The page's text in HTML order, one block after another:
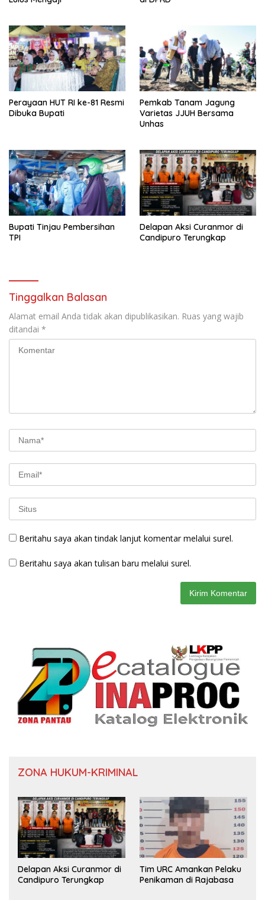
Perayaan HUT RI ke-81 Resmi
Dibuka Bupati
Pemkab Tanam Jagung
Varietas JJUH Bersama
Unhas
Bupati Tinjau Pembersihan
TPI
Delapan Aksi Curanmor di
Candipuro Terungkap
Tinggalkan Balasan
Alamat email Anda tidak akan dipublikasikan. Ruas yang wajib
ditandai *
Beritahu saya akan tindak lanjut komentar melalui surel.
Beritahu saya akan tulisan baru melalui surel.
ZONA HUKUM-KRIMINAL
Delapan Aksi Curanmor di
Candipuro Terungkap
Tim URC Amankan Pelaku
Penikaman di Rajabasa